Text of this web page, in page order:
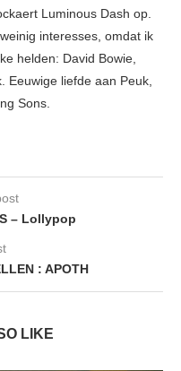
Luminous Dash op.
interesses, omdat ik
helden: David Bowie,
Eeuwige liefde aan Peuk,
Sons.
– Lollypop
: APOTH
LIKE